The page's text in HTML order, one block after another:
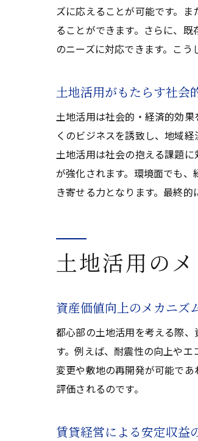
ズに応えることが可能です。
ることができます。さらに、
のニーズに対応できます。こう
土地活用がもたらす社会
土地活用は社会的・経済的効
くのビジネスを誘致し、地域
土地活用は社会の抱える課題
が強化されます。環境面でも
き寄せる力となります。最終
土地活用の
資産価値向上のメカニズ
都心部の土地活用を考える際
す。例えば、耐震性の向上や
変更や敷地の再開発が可能で
評価されるのです。
賃貸経営による安定収益